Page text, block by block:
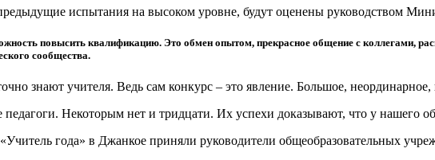
испытания на высоком уровне, будут оценены руководством
повысить квалификацию. Это обмен опытом, прекрасное общение с коллегами,
сообщества.
знают учителя. Ведь сам конкурс – это явление. Большое, неординарное,
Некоторым нет и тридцати. Их успехи доказывают, что у нашего
года» в Джанкое приняли руководители общеобразовательных